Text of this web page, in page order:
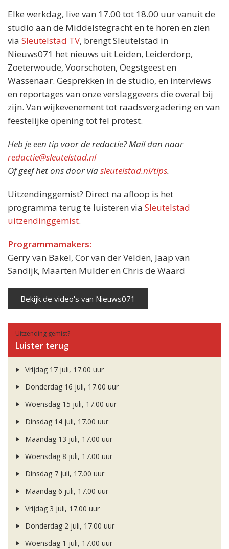
Elke werkdag, live van 17.00 tot 18.00 uur vanuit de
studio aan de Middelstegracht en te horen en zien
via Sleutelstad TV, brengt Sleutelstad in
Nieuws071 het nieuws uit Leiden, Leiderdorp,
Zoeterwoude, Voorschoten, Oegstgeest en
Wassenaar. Gesprekken in de studio, en interviews
en reportages van onze verslaggevers die overal bij
zijn. Van wijkevenement tot raadsvergadering en van
feestelijke opening tot fel protest.
Heb je een tip voor de redactie? Mail dan naar
redactie@sleutelstad.nl
Of geef het ons door viasleutelstad.nl/tips.
Uitzendinggemist? Direct na afloop is het
programma terug te luisteren via Sleutelstad
uitzendinggemist.
Programmamakers:
Gerry van Bakel, Cor van der Velden, Jaap van
Sandijk, Maarten Mulder en Chris de Waard
Bekijk de video's van Nieuws071
Uitzending gemist?
Luister terug
Vrijdag 17 juli, 17.00 uur
Donderdag 16 juli, 17.00 uur
Woensdag 15 juli, 17.00 uur
Dinsdag 14 juli, 17.00 uur
Maandag 13 juli, 17.00 uur
Woensdag 8 juli, 17.00 uur
Dinsdag 7 juli, 17.00 uur
Maandag 6 juli, 17.00 uur
Vrijdag 3 juli, 17.00 uur
Donderdag 2 juli, 17.00 uur
Woensdag 1 juli, 17.00 uur